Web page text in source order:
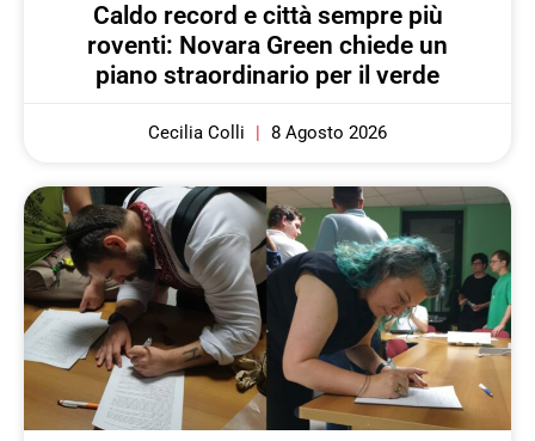
Caldo record e città sempre più
roventi: Novara Green chiede un
piano straordinario per il verde
Cecilia Colli 8 Agosto 2026